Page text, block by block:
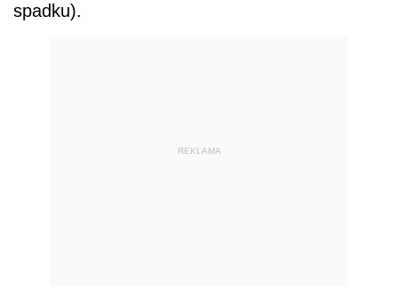
spadku).
REKLAMA